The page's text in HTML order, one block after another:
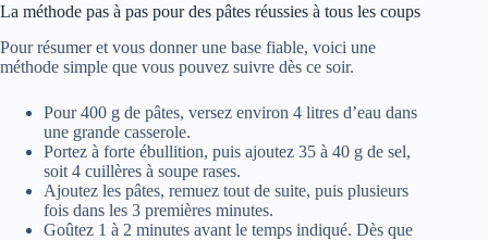
La méthode pas à pas pour des pâtes réussies à tous les coups
Pour résumer et vous donner une base fiable, voici une
méthode simple que vous pouvez suivre dès ce soir.
Pour 400 g de pâtes, versez environ 4 litres d’eau dans
une grande casserole.
Portez à forte ébullition, puis ajoutez 35 à 40 g de sel,
soit 4 cuillères à soupe rases.
Ajoutez les pâtes, remuez tout de suite, puis plusieurs
fois dans les 3 premières minutes.
Goûtez 1 à 2 minutes avant le temps indiqué. Dès que